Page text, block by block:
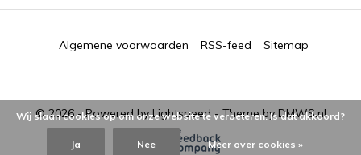
© 2026 - Powered byLightspeed- Theme byDMWS.nl
Algemene voorwaarden RSS-feed Sitemap
Wij slaan cookies op om onze website te verbeteren. Is dat akkoord?
Ja Nee Meer over cookies »